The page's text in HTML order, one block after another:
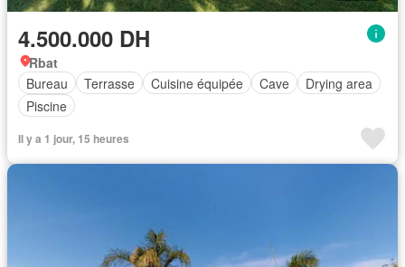
4.500.000 DH
Rbat
Bureau
Terrasse Cuisine équipée Cave
Drying area
Piscine
Il y a 1 jour, 15 heures